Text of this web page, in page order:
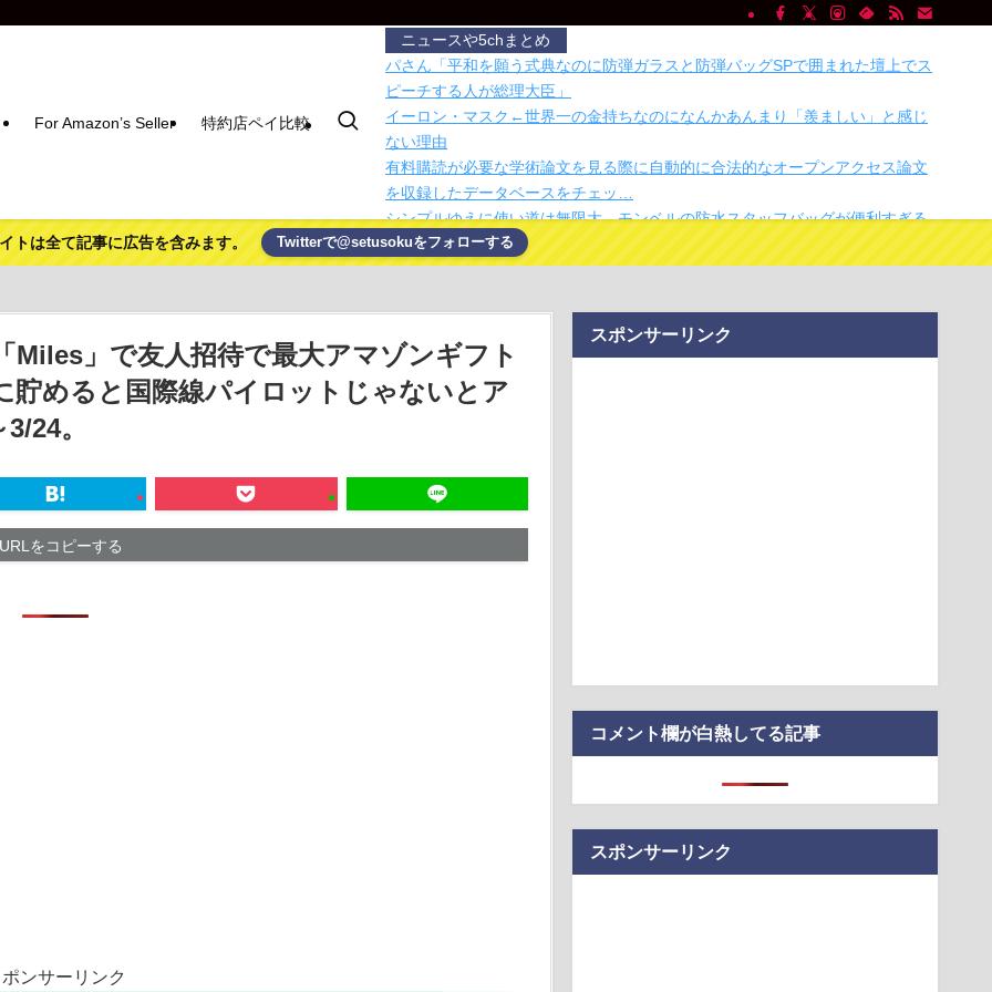
For Amazon’s Seller 特約店ペイ比較
ニュースや5chまとめ
パさん「平和を願う式典なのに防弾ガラスと防弾バッグSPで囲まれた壇上でス
ピーチする人が総理大臣」
イーロン・マスク←世界一の金持ちなのになんかあんまり「羨ましい」と感じ
ない理由
有料購読が必要な学術論文を見る際に自動的に合法的なオープンアクセス論文
を収録したデータベースをチェッ…
シンプルゆえに使い道は無限大。モンベルの防水スタッフバッグが便利すぎる
ドイツ、熱中症で10,000人以上死亡、ほとんどがお前らと同年代で若者は元気
💪
回」と聞いて真っ先に思い浮かぶ…
【日本のクソダサロック】ロックバンドGEZANのマヒトゥ・ザ・ピーポーさ
ん 高市総理を批判し公金チュ…
【悲報】日本円、「日米協調介入」すら無効化してしまうｗｗｗｗｗ
AIで人員削減やりまくった結果
トは全て記事に広告を含みます。 Twitterで@setusokuをフォローする
Miles」で友人招待で最大アマゾンギフト
貯めると国際線パイロットじゃないとア
24。
URLをコピーする
ンサーリンク
スポンサーリンク
コメント欄が白熱してる記事
スポンサーリンク